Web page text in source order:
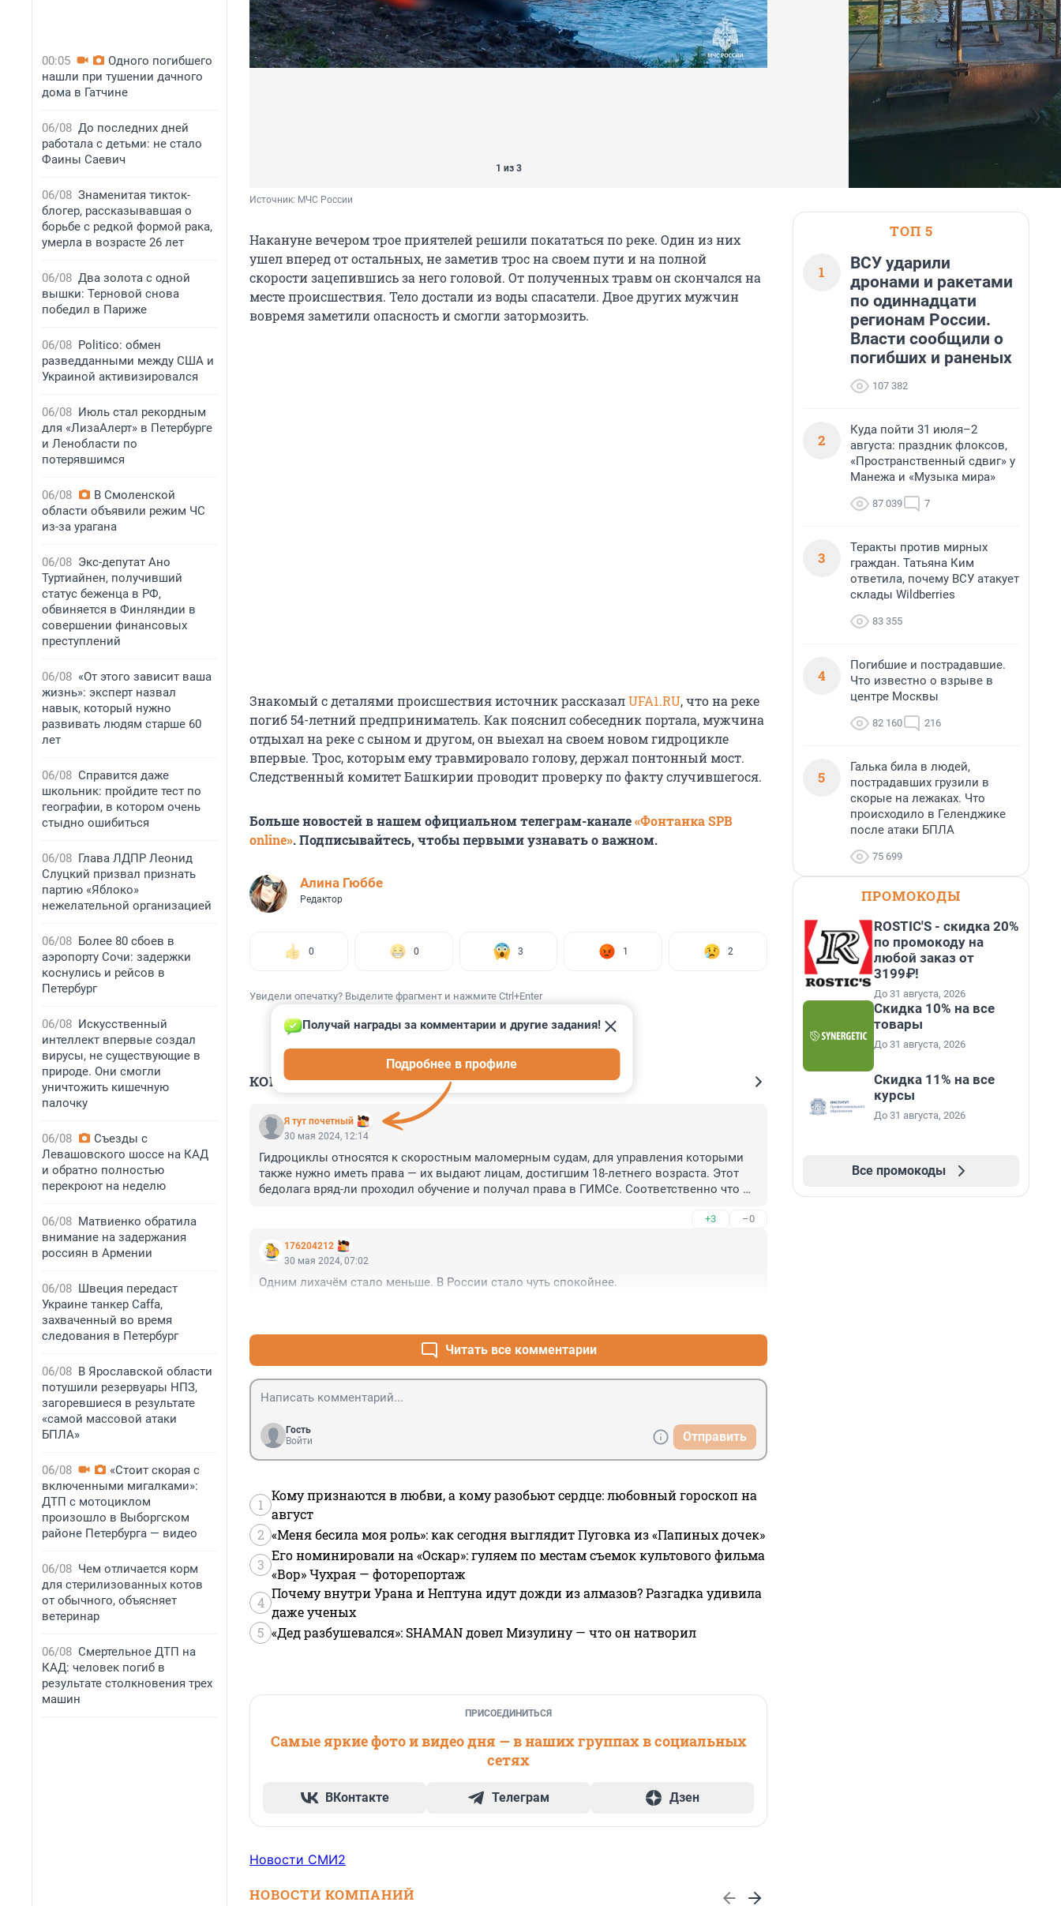
00:05
Одного погибшего
нашли при тушении дачного
дома в Гатчине
06/08 До последних дней
работала с детьми: не стало
Фаины Саевич
06/08 Знаменитая тикток-
блогер, рассказывавшая о
борьбе с редкой формой рака,
умерла в возрасте 26 лет
06/08 Два золота с одной
вышки: Терновой снова
победил в Париже
06/08 Politico: обмен
разведданными между США и
Украиной активизировался
06/08 Июль стал рекордным
для «ЛизаАлерт» в Петербурге
и Ленобласти по
потерявшимся
06/08
В Смоленской
области объявили режим ЧС
из-за урагана
06/08 Экс-депутат Ано
Туртиайнен, получивший
статус беженца в РФ,
обвиняется в Финляндии в
совершении финансовых
преступлений
06/08 «От этого зависит ваша
жизнь»: эксперт назвал
навык, который нужно
развивать людям старше 60
лет
06/08 Справится даже
школьник: пройдите тест по
географии, в котором очень
стыдно ошибиться
06/08 Глава ЛДПР Леонид
Слуцкий призвал признать
партию «Яблоко»
нежелательной организацией
06/08 Более 80 сбоев в
аэропорту Сочи: задержки
коснулись и рейсов в
Петербург
06/08 Искусственный
интеллект впервые создал
вирусы, не существующие в
природе. Они смогли
уничтожить кишечную
палочку
06/08
Съезды с
Левашовского шоссе на КАД
и обратно полностью
перекроют на неделю
06/08 Матвиенко обратила
внимание на задержания
россиян в Армении
06/08 Швеция передаст
Украине танкер Caffa,
захваченный во время
следования в Петербург
06/08 В Ярославской области
потушили резервуары НПЗ,
загоревшиеся в результате
«самой массовой атаки
БПЛА»
06/08
«Стоит скорая с
включенными мигалками»:
ДТП с мотоциклом
произошло в Выборгском
районе Петербурга — видео
06/08 Чем отличается корм
для стерилизованных котов
от обычного, объясняет
ветеринар
06/08 Смертельное ДТП на
КАД: человек погиб в
результате столкновения трех
машин
1 из 3
Источник: МЧС России
Накануне вечером трое приятелей решили покататься по реке. Один из них
ушел вперед от остальных, не заметив трос на своем пути и на полной
скорости зацепившись за него головой. От полученных травм он скончался на
месте происшествия. Тело достали из воды спасатели. Двое других мужчин
вовремя заметили опасность и смогли затормозить.
Знакомый с деталями происшествия источник рассказалUFA1.RU, что на реке
погиб 54-летний предприниматель. Как пояснил собеседник портала, мужчина
отдыхал на реке с сыном и другом, он выехал на своем новом гидроцикле
впервые. Трос, которым ему травмировало голову, держал понтонный мост.
Следственный комитет Башкирии проводит проверку по факту случившегося.
Больше новостей в нашем официальном телеграм-канале«Фонтанка SPB
online». Подписывайтесь, чтобы первыми узнавать о важном.
Алина Гюббе
Редактор
0 0 3 1 2
Увидели опечатку? Выделите фрагмент и нажмите Ctrl+Enter
КОММЕНТАРИИ 15
Я тут почетный
Получай награды за комментарии и другие задания!
Подробнее в профиле
30 мая 2024, 12:14
Гидроциклы относятся к скоростным маломерным судам, для управления которыми
также нужно иметь права — их выдают лицам, достигшим 18-летнего возраста. Этот
бедолага вряд-ли проходил обучение и получал права в ГИМСе. Соответственно что
запрещенные для движения маломерных судов для пострадавшего просто был пустой
звук. Ну и к владельцам паромной переправы, я думаю у следствия будет много
вопросов.
+3 –0
176204212
30 мая 2024, 07:02
Одним лихачём стало меньше. В России стало чуть спокойнее.
Читать все комментарии
Гость
Войти
Отправить
1
Кому признаются в любви, а кому разобьют сердце: любовный гороскоп на
август
2 «Меня бесила моя роль»: как сегодня выглядит Пуговка из «Папиных дочек»
3
Его номинировали на «Оскар»: гуляем по местам съемок культового фильма
«Вор» Чухрая — фоторепортаж
4
Почему внутри Урана и Нептуна идут дожди из алмазов? Разгадка удивила
даже ученых
5 «Дед разбушевался»: SHAMAN довел Мизулину — что он натворил
ПРИСОЕДИНИТЬСЯ
Самые яркие фото и видео дня — в наших группах в социальных
сетях
ВКонтакте Телеграм Дзен
Новости СМИ2
НОВОСТИ КОМПАНИЙ
ТОП 5
1
ВСУ ударили
дронами и ракетами
по одиннадцати
регионам России.
Власти сообщили о
погибших и раненых
107 382
2
Куда пойти 31 июля–2
августа: праздник флоксов,
«Пространственный сдвиг» у
Манежа и «Музыка мира»
87 039 7
3
Теракты против мирных
граждан. Татьяна Ким
ответила, почему ВСУ атакует
склады Wildberries
83 355
4
Погибшие и пострадавшие.
Что известно о взрыве в
центре Москвы
82 160 216
5
Галька била в людей,
пострадавших грузили в
скорые на лежаках. Что
происходило в Геленджике
после атаки БПЛА
75 699
ПРОМОКОДЫ
ROSTIC'S - скидка 20%
по промокоду на
любой заказ от
3199₽!
До 31 августа, 2026
Скидка 10% на все
товары
До 31 августа, 2026
Скидка 11% на все
курсы
До 31 августа, 2026
Все промокоды